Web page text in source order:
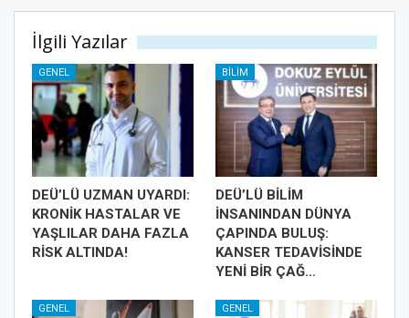
İlgili Yazılar
GENEL
DEÜ’LÜ UZMAN UYARDI:
KRONİK HASTALAR VE
YAŞLILAR DAHA FAZLA
RİSK ALTINDA!
BILIM
DEÜ’LÜ BİLİM
İNSANINDAN DÜNYA
ÇAPINDA BULUŞ:
KANSER TEDAVİSİNDE
YENİ BİR ÇAĞ…
GENEL GENEL